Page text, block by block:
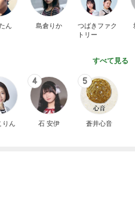
ん 島倉りか
つばきファク
トリー
すべて見る
りん
4
石 安伊
5
蒼井心音